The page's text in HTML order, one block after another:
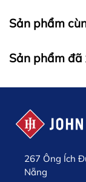
Sản phẩm
Sản phẩm đã
267 Ông Ích
Nẵng